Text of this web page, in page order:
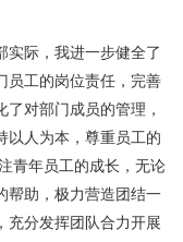
际，我进一步健全了
员工的岗位责任，完善
对部门成员的管理，
以人为本，尊重员工的
青年员工的成长，无论
帮助，极力营造团结一
充分发挥团队合力开展